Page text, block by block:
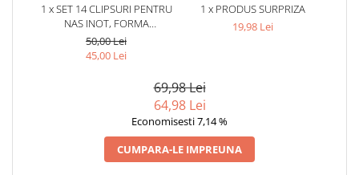
1 x SET 14 CLIPSURI PENTRU
NAS INOT, FORMA
ANATOMICA, SILICON MOALE
SI PLASTIC, REUTILIZABILE, 10
50,00 Lei
45,00 Lei
1 x PRODUS SURPRIZA
19,98 Lei
69,98 Lei
64,98 Lei
Economisesti 7,14 %
CUMPARA-LE IMPREUNA